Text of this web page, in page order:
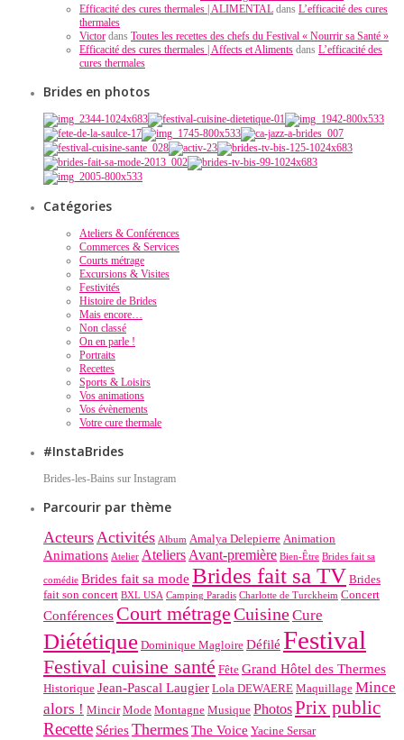
Efficacité des cures thermales | ALIMENTAL dans L’efficacité des cures
thermales
Victor dans Toutes les recettes des chefs du Festival « Nourrir sa Santé »
Efficacité des cures thermales | Affects et Aliments dans L’efficacité des
cures thermales
Brides en photos
Catégories
Ateliers & Conférences
Commerces & Services
Courts métrage
Excursions & Visites
Festivités
Histoire de Brides
Mais encore…
Non classé
On en parle !
Portraits
Recettes
Sports & Loisirs
Vos animations
Vos évènements
Votre cure thermale
#InstaBrides
Brides-les-Bains sur Instagram
Parcourir par thème
ActeursActivités Album Amalya Delepierre Animation
Animations Atelier Ateliers Avant-première Bien-Être Brides fait sa
comédie Brides fait sa mode Brides fait sa TV Brides
fait son concert BXL USA Camping Paradis Charlotte de Turckheim Concert
Conférences Court métrageCuisineCure
Diététique Dominique Magloire Défilé Festival
Festival cuisine santé Fête Grand Hôtel des Thermes
Historique Jean-Pascal Laugier Lola DEWAERE Maquillage Mince
alors ! Mincir Mode Montagne Musique PhotosPrix public
Recette SériesThermesThe Voice Yacine Sersar